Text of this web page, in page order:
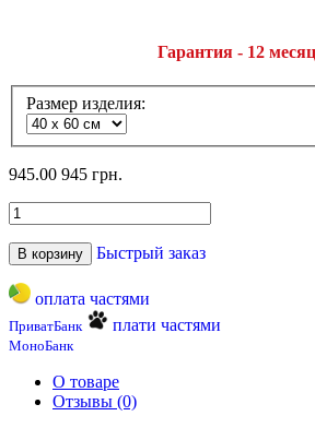
Гарантия - 12
Размер изделия:
945.00 945 грн.
В корзину Быстрый заказ
оплата частями
ПриватБанк плати частями
МоноБанк
О товаре
Отзывы (0)